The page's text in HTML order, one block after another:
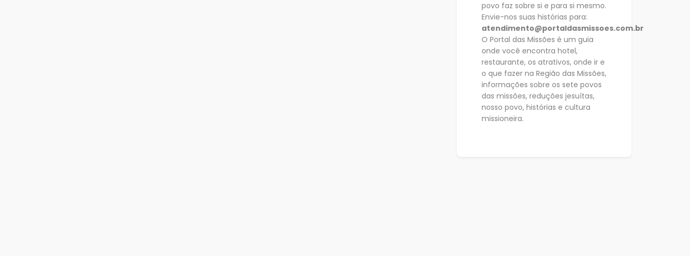
povo faz sobre si e para si mesmo.
Envie-nos suas histórias para:
atendimento@portaldasmissoes.com.br
O Portal das Missões é um guia
onde você encontra hotel,
restaurante, os atrativos, onde ir e
o que fazer na Região das Missões,
informações sobre os sete povos
das missões, reduções jesuítas,
nosso povo, histórias e cultura
missioneira.